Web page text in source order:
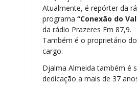
Atualmente, é repórter da
programa “Conexão do
da rádio Prazeres Fm 87,9.
Também é o proprietário
cargo.
Djalma Almeida também é
dedicação a mais de 37